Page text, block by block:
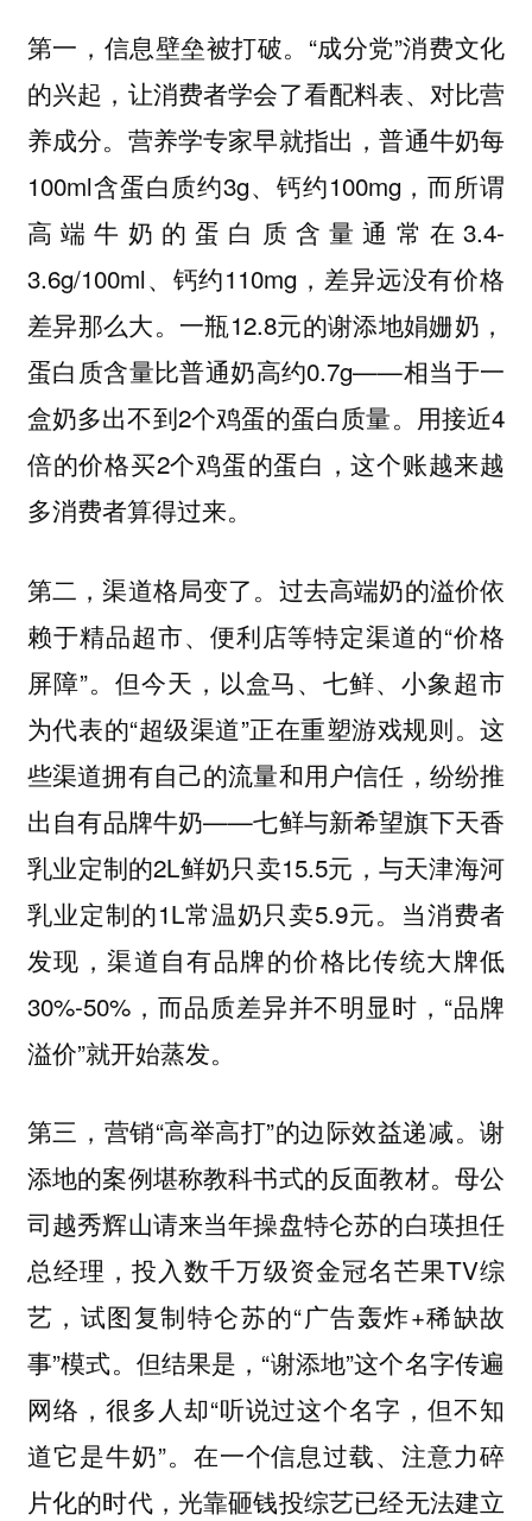
第一，信息壁垒被打破。“成分党”消费文化
的兴起，让消费者学会了看配料表、对比营
养成分。营养学专家早就指出，普通牛奶每
100ml含蛋白质约3g、钙约100mg，而所谓
高端牛奶的蛋白质含量通常在3.4-
3.6g/100ml、钙约110mg，差异远没有价格
差异那么大。一瓶12.8元的谢添地娟姗奶，
蛋白质含量比普通奶高约0.7g——相当于一
盒奶多出不到2个鸡蛋的蛋白质量。用接近4
倍的价格买2个鸡蛋的蛋白，这个账越来越
多消费者算得过来。
第二，渠道格局变了。过去高端奶的溢价依
赖于精品超市、便利店等特定渠道的“价格
屏障”。但今天，以盒马、七鲜、小象超市
为代表的“超级渠道”正在重塑游戏规则。这
些渠道拥有自己的流量和用户信任，纷纷推
出自有品牌牛奶——七鲜与新希望旗下天香
乳业定制的2L鲜奶只卖15.5元，与天津海河
乳业定制的1L常温奶只卖5.9元。当消费者
发现，渠道自有品牌的价格比传统大牌低
30%-50%，而品质差异并不明显时，“品牌
溢价”就开始蒸发。
第三，营销“高举高打”的边际效益递减。谢
添地的案例堪称教科书式的反面教材。母公
司越秀辉山请来当年操盘特仑苏的白瑛担任
总经理，投入数千万级资金冠名芒果TV综
艺，试图复制特仑苏的“广告轰炸+稀缺故
事”模式。但结果是，“谢添地”这个名字传遍
网络，很多人却“听说过这个名字，但不知
道它是牛奶”。在一个信息过载、注意力碎
片化的时代，光靠砸钱投综艺已经无法建立